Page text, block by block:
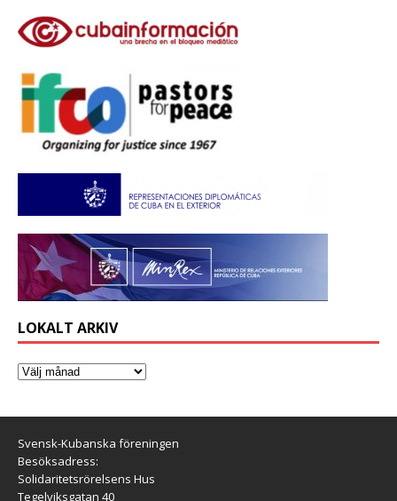
LOKALT ARKIV
Svensk-Kubanska föreningen
Besöksadress:
Solidaritetsrörelsens Hus
Tegelviksgatan 40